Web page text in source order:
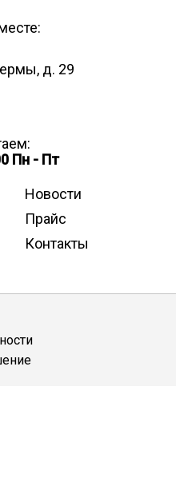
д. 29
Пн - Пт
Новости
Прайс
Контакты